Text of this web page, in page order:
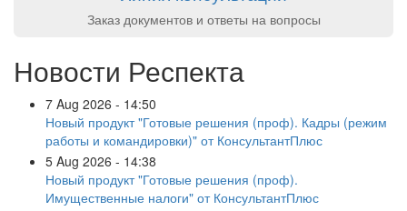
Заказ документов и ответы на вопросы
Новости Респекта
7 Aug 2026 - 14:50
Новый продукт "Готовые решения (проф). Кадры (режим
работы и командировки)" от КонсультантПлюс
5 Aug 2026 - 14:38
Новый продукт "Готовые решения (проф).
Имущественные налоги" от КонсультантПлюс